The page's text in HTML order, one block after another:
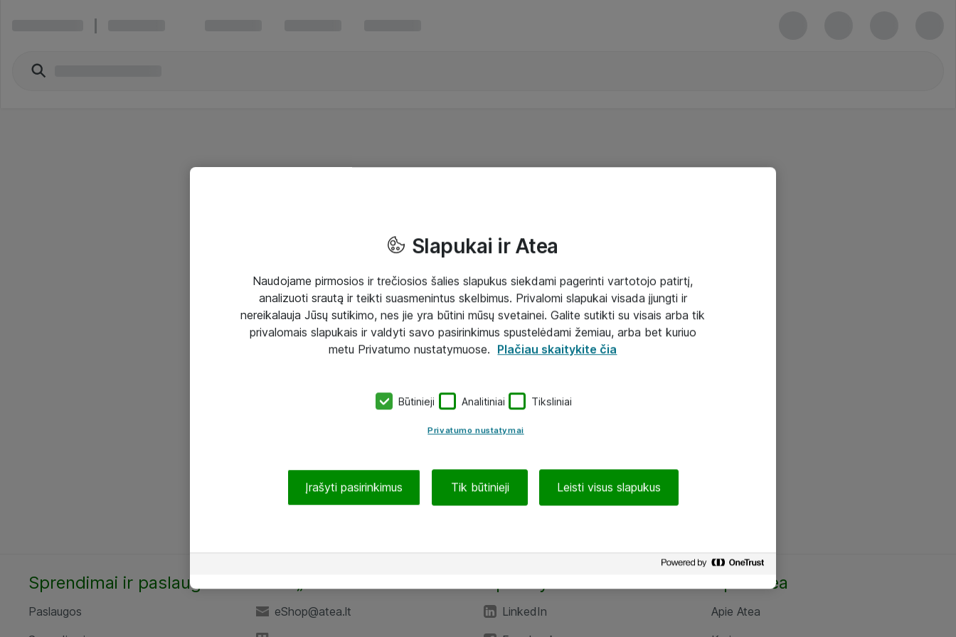
Sprendimai ir paslaugos
Paslaugos
eShop@atea.lt
LinkedIn
Apie Atea
Apie Atea
Slapukai ir Atea
Naudojame pirmosios ir trečiosios šalies slapukus siekdami pagerinti vartotojo patirtį,
analizuoti srautą ir teikti suasmenintus skelbimus. Privalomi slapukai visada įjungti ir
nereikalauja Jūsų sutikimo, nes jie yra būtini mūsų svetainei. Galite sutikti su visais arba tik
privalomais slapukais ir valdyti savo pasirinkimus spustelėdami žemiau, arba bet kuriuo
metu Privatumo nustatymuose. Plačiau skaitykite čia
Būtinieji Analitiniai Tiksliniai
Privatumo nustatymai
Įrašyti pasirinkimus Tik būtinieji Leisti visus slapukus